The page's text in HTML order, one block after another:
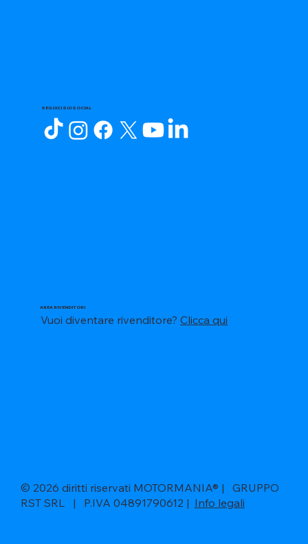
SEGUICI SUI SOCIAL
AREA RIVENDITORI
Vuoi diventare rivenditore?Clicca qui
© 2026 diritti riservati MOTORMANIA® | GRUPPO
RST SRL | P.IVA 04891790612 | Info legali